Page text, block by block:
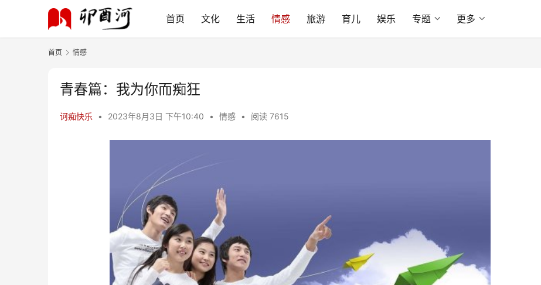
首页 文化 生活 情感 旅游 育儿 娱乐 专题 更多
首页 情感
青春篇：我为你而痴狂
诃痴快乐 • 2023年8月3日 下午10:40 • 情感 • 阅读 7615